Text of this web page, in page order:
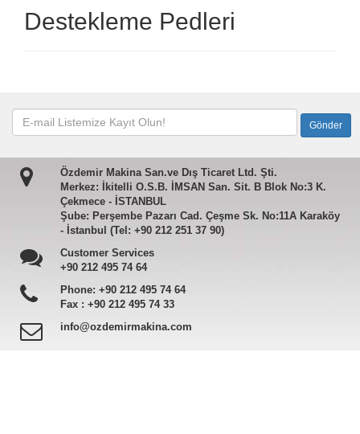
Destekleme Pedleri
Özdemir Makina San.ve Dış Ticaret Ltd. Şti.
Merkez: İkitelli O.S.B. İMSAN San. Sit. B Blok No:3 K.
Çekmece - İSTANBUL
Şube: Perşembe Pazarı Cad. Çeşme Sk. No:11A Karaköy
- İstanbul (Tel: +90 212 251 37 90)
Customer Services
+90 212 495 74 64
Phone: +90 212 495 74 64
Fax : +90 212 495 74 33
info@ozdemirmakina.com